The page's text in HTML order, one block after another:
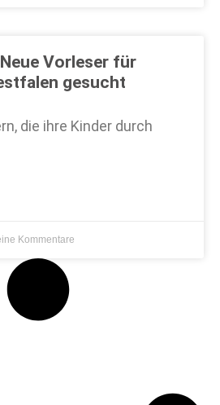
Vorleser für
gesucht
die ihre Kinder durch
Kommentare